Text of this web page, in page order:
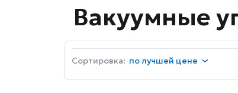
Вакуумные
Сортировка: получшей цене